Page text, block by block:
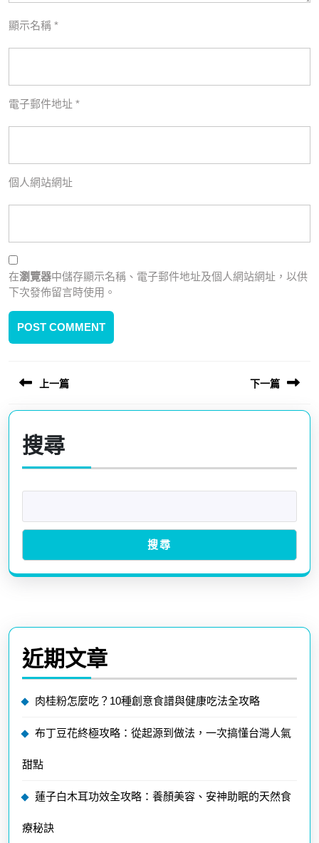
顯示名稱 *
電子郵件地址 *
個人網站網址
在瀏覽器中儲存顯示名稱、電子郵件地址及個人網站網址，以供
下次發佈留言時使用。
文
章
導
覽
上一篇
Previous
post:
下一篇
搜尋
搜尋
近期文章
肉桂粉怎麼吃？10種創意食譜與健康吃法全攻略
布丁豆花終極攻略：從起源到做法，一次搞懂台灣人氣
甜點
蓮子白木耳功效全攻略：養顏美容、安神助眠的天然食
療秘訣